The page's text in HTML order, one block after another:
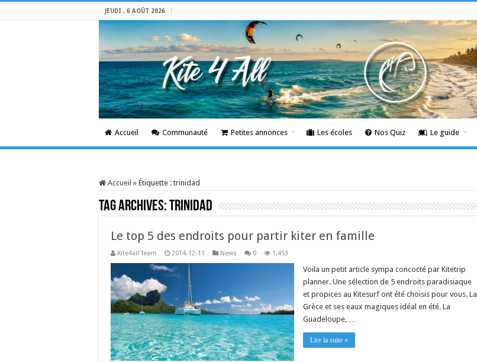
JEUDI , 6 AOÛT 2026
Accueil Communauté Petites annonces Les écoles Nos Quiz Le guide
Accueil » Étiquette : trinidad
Tag Archives:trinidad
Le top 5 des endroits pour partir kiter en famille
Kite4all Team 2014-12-11 News 0 1,453
Voila un petit article sympa concocté par Kitetrip
planner. Une sélection de 5 endroits paradisiaque
et propices au Kitesurf ont été choisis pour vous. La
Grèce et ses eaux magiques idéal en été. La
Guadeloupe, …
Lire la suite »